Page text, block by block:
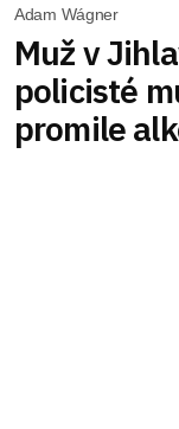
Adam Wágner
Muž v
policisté
promile